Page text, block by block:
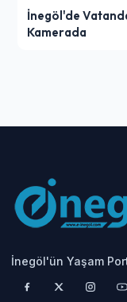
İnegöl'de
Kamerada
İnegöl'ün Yaşam